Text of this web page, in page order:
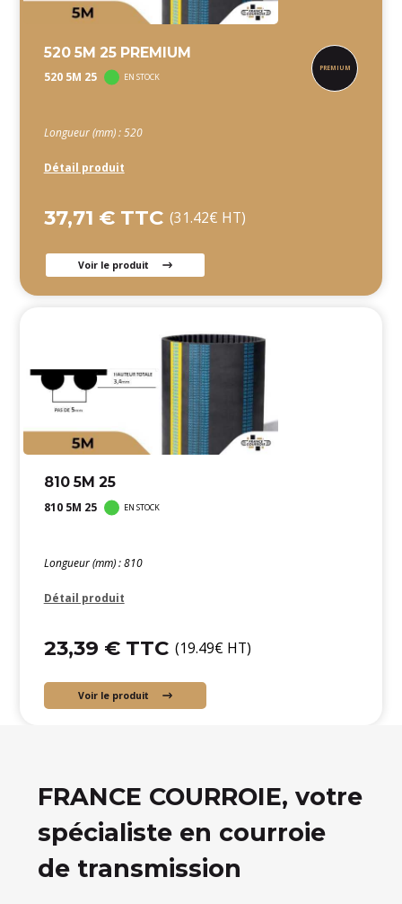
520 5M 25 PREMIUM
520 5M 25 EN STOCK
Longueur (mm) : 520
Détail produit
37,71 € TTC (31.42€ HT)
Voir le produit
810 5M 25
810 5M 25 EN STOCK
Longueur (mm) : 810
Détail produit
23,39 € TTC (19.49€ HT)
Voir le produit
FRANCE COURROIE, votre
spécialiste en courroie
de transmission